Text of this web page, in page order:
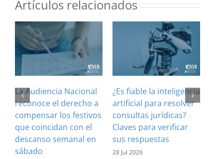
Artículos relacionados
La Audiencia Nacional
reconoce el derecho a
compensar los festivos
que coincidan con el
descanso semanal en
sábado
¿Es fiable la inteligencia
artificial para resolver
consultas jurídicas?
Claves para verificar
sus respuestas
28 Jul 2026